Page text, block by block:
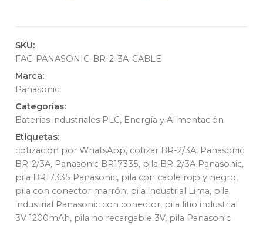
SKU:
FAC-PANASONIC-BR-2-3A-CABLE
Marca:
Panasonic
Categorías:
Baterías industriales PLC, Energía y Alimentación
Etiquetas:
cotización por WhatsApp, cotizar BR-2/3A, Panasonic
BR-2/3A, Panasonic BR17335, pila BR-2/3A Panasonic,
pila BR17335 Panasonic, pila con cable rojo y negro,
pila con conector marrón, pila industrial Lima, pila
industrial Panasonic con conector, pila litio industrial
3V 1200mAh, pila no recargable 3V, pila Panasonic